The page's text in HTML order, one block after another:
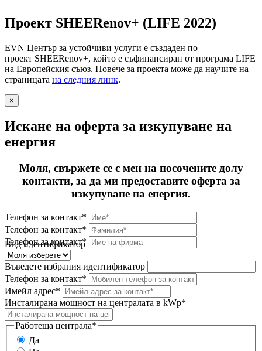
Проект SHEERenov+ (LIFE 2022)
EVN Център за устойчиви услуги е създаден по
проект SHEERenov+, който е съфинансиран от програма LIFE
на Европейския съюз. Повече за проекта може да научите на
страницата на следния линк.
×
Искане на оферта за изкупуване на
енергия
Моля, свържете се с мен на посочените долу
контакти, за да ми предоставите оферта за
изкупуване на енергия.
Телефон за контакт*
Телефон за контакт*
Телефон за контакт*
Вид идентификатор
Въведете избрания идентификатор
Телефон за контакт*
Имейл адрес*
Инсталирана мощност на централата в kWp*
Работеща централа*
Да